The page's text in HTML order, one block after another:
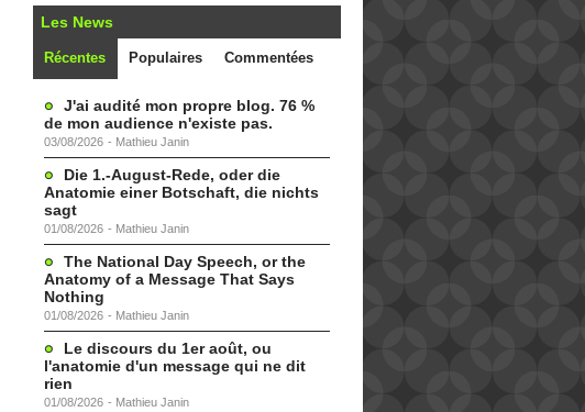
Les News
Récentes Populaires Commentées
J'ai audité mon propre blog. 76 %
de mon audience n'existe pas.
03/08/2026 - Mathieu Janin
Die 1.-August-Rede, oder die
Anatomie einer Botschaft, die nichts
sagt
01/08/2026 - Mathieu Janin
The National Day Speech, or the
Anatomy of a Message That Says
Nothing
01/08/2026 - Mathieu Janin
Le discours du 1er août, ou
l'anatomie d'un message qui ne dit
rien
01/08/2026 - Mathieu Janin